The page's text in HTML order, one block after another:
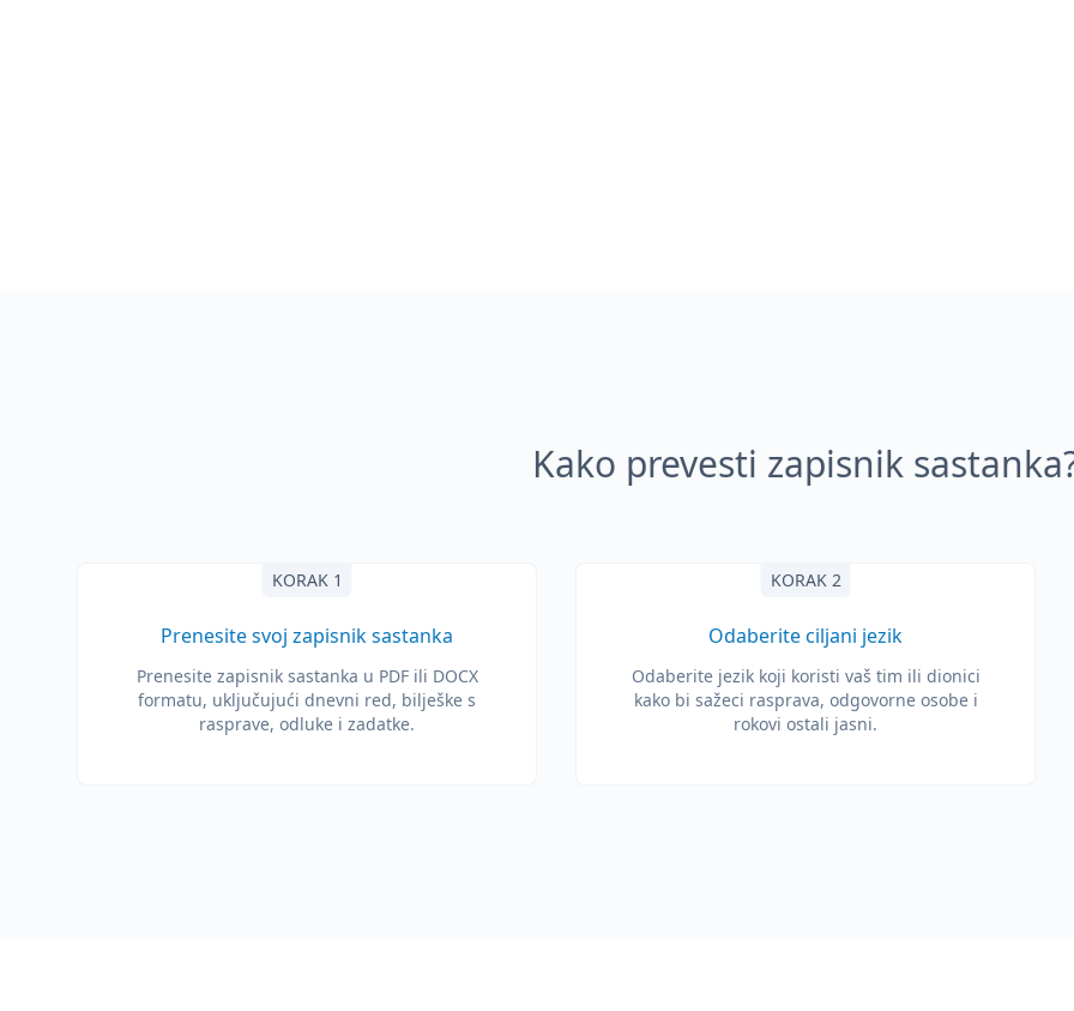
Kako prevesti zapisnik
KORAK 1
Prenesite svoj zapisnik sastanka
Prenesite zapisnik sastanka u PDF ili DOCX
formatu, uključujući dnevni red, bilješke s
rasprave, odluke i zadatke.
KORAK 2
Odaberite ciljani jezik
Odaberite jezik koji koristi vaš tim ili dionici
kako bi sažeci rasprava, odgovorne osobe i
rokovi ostali jasni.